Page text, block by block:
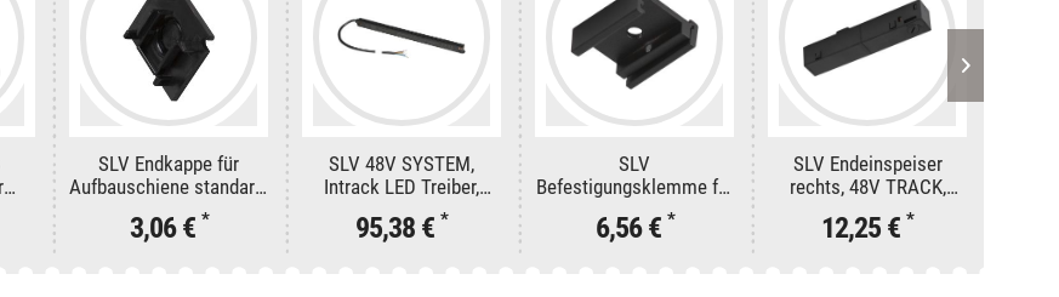
SLV Endkappe für
Aufbauschiene standard,
48V TRACK, schwarz
3,06 € *
SLV 48V SYSTEM,
Intrack LED Treiber,
48VDC, 100 W, inkl. 300
cm Anschlusskabel für
95,38 € *
SLV
Befestigungsklemme für
48V TRACK, schwarz
6,56 € *
SLV Endeinspeiser
rechts, 48V TRACK,
schwarz, DALI
12,25 € *